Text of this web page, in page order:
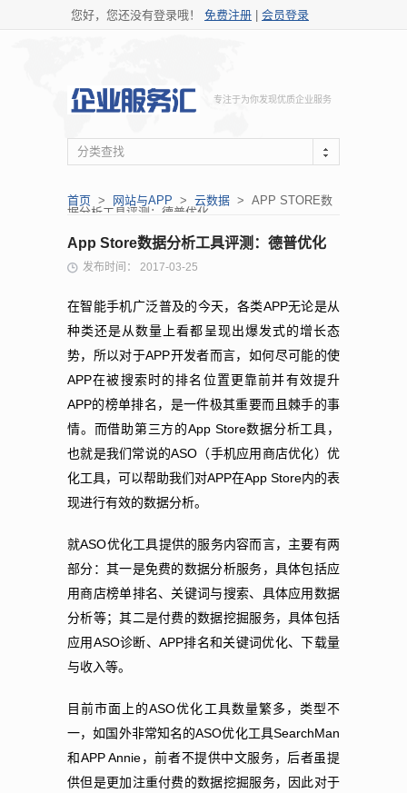
您好，您还没有登录哦！ 免费注册 会员登录
专注于为你发现优质企业服务
分类查找
首页 > 网站与APP > 云数据 > APP STORE数
据分析工具评测：德普优化
App Store数据分析工具评测：德普优化
发布时间： 2017-03-25
在智能手机广泛普及的今天，各类APP无论是从
种类还是从数量上看都呈现出爆发式的增长态
势，所以对于APP开发者而言，如何尽可能的使
APP在被搜索时的排名位置更靠前并有效提升
APP的榜单排名，是一件极其重要而且棘手的事
情。而借助第三方的App Store数据分析工具，
也就是我们常说的ASO （手机应用商店优化）优
化工具，可以帮助我们对APP在App Store内的表
现进行有效的数据分析。
就ASO优化工具提供的服务内容而言，主要有两
部分：其一是免费的数据分析服务，具体包括应
用商店榜单排名、关键词与搜索、具体应用数据
分析等；其二是付费的数据挖掘服务，具体包括
应用 ASO诊断、APP排名和关键词优化、下载量
与收入等。
目前市面上的ASO优化工具数量繁多，类型不
一，如国外非常知名的ASO优化工具SearchMan
和APP Annie ，前者不提供中文服务，后者虽提
供但是更加注重付费的数据挖掘服务，因此对于